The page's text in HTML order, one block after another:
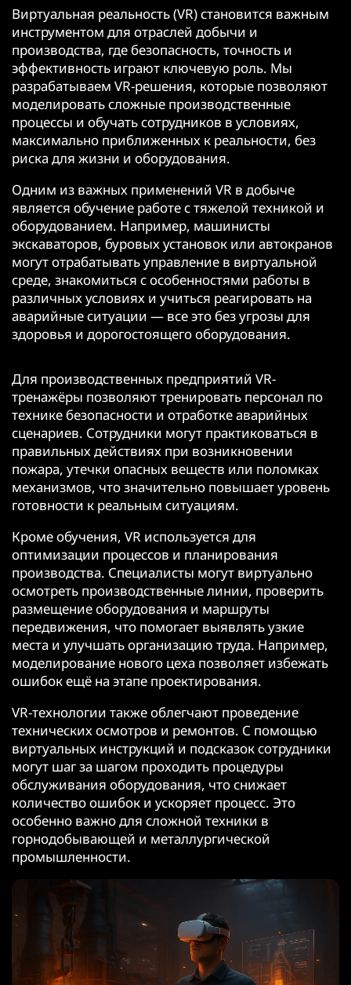
Виртуальная реальность (VR) становится важным
инструментом для отраслей добычи и
производства, где безопасность, точность и
эффективность играют ключевую роль. Мы
разрабатываем VR-решения, которые позволяют
моделировать сложные производственные
процессы и обучать сотрудников в условиях,
максимально приближенных к реальности, без
риска для жизни и оборудования.
Одним из важных применений VR в добыче
является обучение работе с тяжелой техникой и
оборудованием. Например, машинисты
экскаваторов, буровых установок или автокранов
могут отрабатывать управление в виртуальной
среде, знакомиться с особенностями работы в
различных условиях и учиться реагировать на
аварийные ситуации — все это без угрозы для
здоровья и дорогостоящего оборудования.
Для производственных предприятий VR-
тренажёры позволяют тренировать персонал по
технике безопасности и отработке аварийных
сценариев. Сотрудники могут практиковаться в
правильных действиях при возникновении
пожара, утечки опасных веществ или поломках
механизмов, что значительно повышает уровень
готовности к реальным ситуациям.
Кроме обучения, VR используется для
оптимизации процессов и планирования
производства. Специалисты могут виртуально
осмотреть производственные линии, проверить
размещение оборудования и маршруты
передвижения, что помогает выявлять узкие
места и улучшать организацию труда. Например,
моделирование нового цеха позволяет избежать
ошибок ещё на этапе проектирования.
VR-технологии также облегчают проведение
технических осмотров и ремонтов. С помощью
виртуальных инструкций и подсказок сотрудники
могут шаг за шагом проходить процедуры
обслуживания оборудования, что снижает
количество ошибок и ускоряет процесс. Это
особенно важно для сложной техники в
горнодобывающей и металлургической
промышленности.